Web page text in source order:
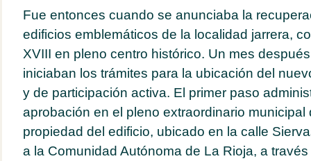
Fue entonces cuando se anunciaba la
edificios emblemáticos de la localidad jarrera,
XVIII en pleno centro histórico. Un mes
iniciaban los trámites para la ubicación del
y de participación activa. El primer paso
aprobación en el pleno extraordinario municipal
propiedad del edificio, ubicado en la calle
a la Comunidad Autónoma de La Rioja, a